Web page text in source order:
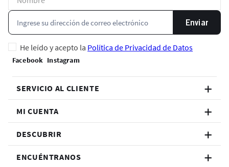
Enviar
He leído y acepto la Política de Privacidad de Datos
SERVICIO AL CLIENTE
MI CUENTA
DESCUBRIR
ENCUÉNTRANOS